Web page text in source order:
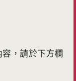
，請於下方欄